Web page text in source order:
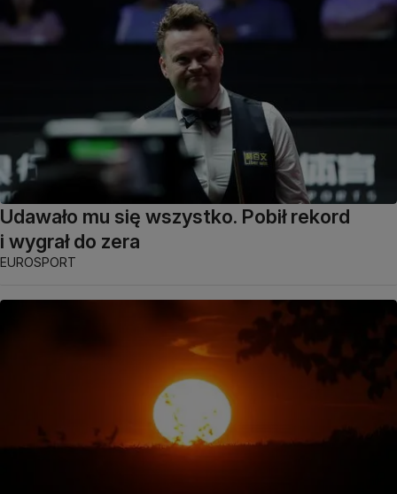
Udawało mu się wszystko. Pobił rekord
i wygrał do zera
EUROSPORT